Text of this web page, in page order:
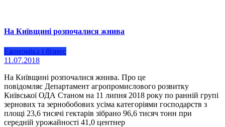
На Київщині розпочалися жнива
Економіка і бізнес
11.07.2018
На Київщині розпочалися жнива. Про це
повідомляє Департамент агропромислового розвитку
Київської ОДА Станом на 11 липня 2018 року по ранній групі
зернових та зернобобових усіма категоріями господарств з
площі 23,6 тисячі гектарів зібрано 96,6 тисяч тонн при
середній урожайності 41,0 центнер